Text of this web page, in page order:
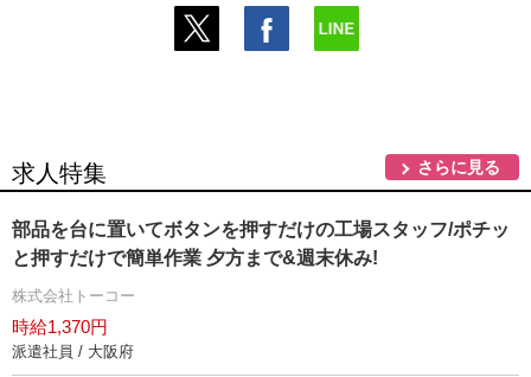
求人特集 さらに見る
部品を台に置いてボタンを押すだけの工場スタッフ/ポチッ
と押すだけで簡単作業 夕方まで&週末休み!
株式会社トーコー
時給1,370円
派遣社員 / 大阪府